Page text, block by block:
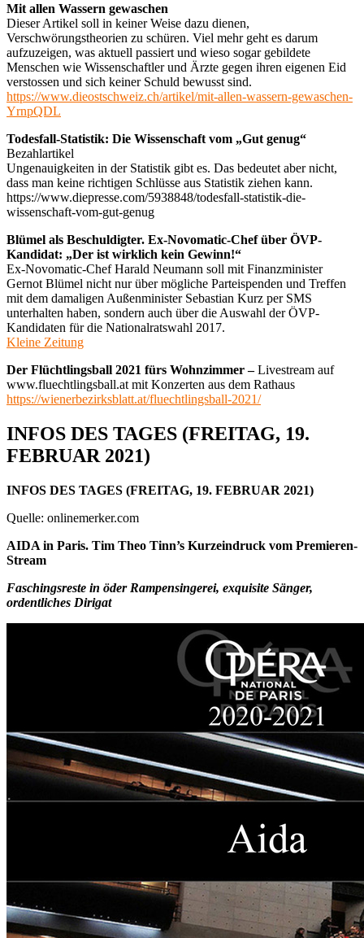
Mit allen Wassern gewaschen
Dieser Artikel soll in keiner Weise dazu dienen,
Verschwörungstheorien zu schüren. Viel mehr geht es darum
aufzuzeigen, was aktuell passiert und wieso sogar gebildete
Menschen wie Wissenschaftler und Ärzte gegen ihren eigenen Eid
verstossen und sich keiner Schuld bewusst sind.
https://www.dieostschweiz.ch/artikel/mit-allen-wassern-gewaschen-
YrnpQDL
Todesfall-Statistik: Die Wissenschaft vom „Gut genug“
Bezahlartikel
Ungenauigkeiten in der Statistik gibt es. Das bedeutet aber nicht,
dass man keine richtigen Schlüsse aus Statistik ziehen kann.
https://www.diepresse.com/5938848/todesfall-statistik-die-
wissenschaft-vom-gut-genug
Blümel als Beschuldigter. Ex-Novomatic-Chef über ÖVP-
Kandidat: „Der ist wirklich kein Gewinn!“
Ex-Novomatic-Chef Harald Neumann soll mit Finanzminister
Gernot Blümel nicht nur über mögliche Parteispenden und Treffen
mit dem damaligen Außenminister Sebastian Kurz per SMS
unterhalten haben, sondern auch über die Auswahl der ÖVP-
Kandidaten für die Nationalratswahl 2017.
Kleine Zeitung
Der Flüchtlingsball 2021 fürs Wohnzimmer –Livestream auf
www.fluechtlingsball.at mit Konzerten aus dem Rathaus
https://wienerbezirksblatt.at/fluechtlingsball-2021/
INFOS DES TAGES (FREITAG, 19.
FEBRUAR 2021)
INFOS DES TAGES (FREITAG, 19. FEBRUAR 2021)
Quelle: onlinemerker.com
AIDA in Paris. Tim Theo Tinn’s Kurzeindruck vom Premieren-
Stream
Faschingsreste in öder Rampensingerei, exquisite Sänger,
ordentliches Dirigat